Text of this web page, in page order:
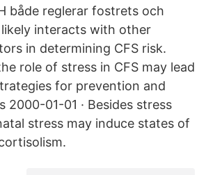
både reglerar fostrets och
interacts with other
in determining CFS risk.
role of stress in CFS may lead
for prevention and
01-01 · Besides stress
stress may induce states of